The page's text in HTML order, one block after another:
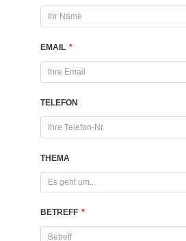
EMAIL *
TELEFON
THEMA
Es geht um...
BETREFF *